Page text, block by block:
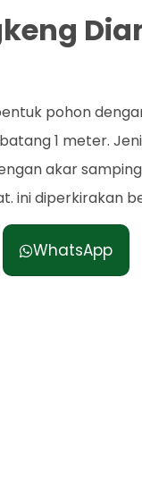
pohon
1 meter.
akar
ini diperkirakan
WhatsApp